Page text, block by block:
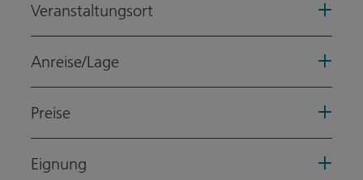
Veranstaltungsort
Anreise/Lage
Preise
Eignung